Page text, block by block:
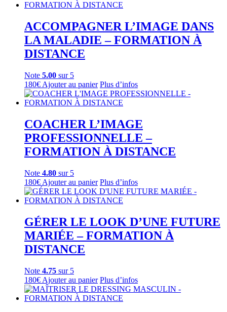
ACCOMPAGNER L’IMAGE DANS
LA MALADIE – FORMATION À
DISTANCE
Note 5.00 sur 5
180€ Ajouter au panier Plus d’infos
COACHER L’IMAGE
PROFESSIONNELLE –
FORMATION À DISTANCE
Note 4.80 sur 5
180€ Ajouter au panier Plus d’infos
GÉRER LE LOOK D’UNE FUTURE
MARIÉE – FORMATION À
DISTANCE
Note 4.75 sur 5
180€ Ajouter au panier Plus d’infos